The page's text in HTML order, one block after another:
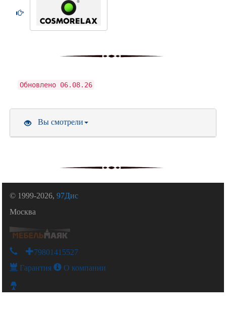
Обновлено 06.08.26
Вы смотрели
© 1999-2026,97Дис
Москва
+79801415527
Гарантия О компании